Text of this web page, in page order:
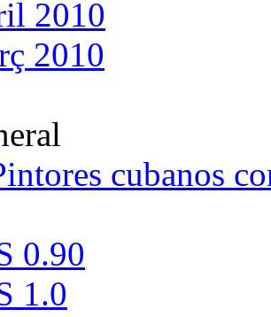
2010
2010
cubanos
0.90
1.0